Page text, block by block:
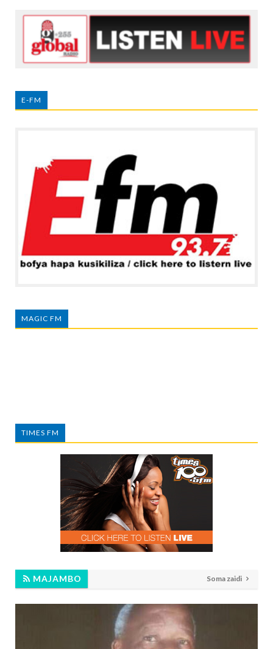
E-FM
MAGIC FM
TIMES FM
MAJAMBO Soma zaidi